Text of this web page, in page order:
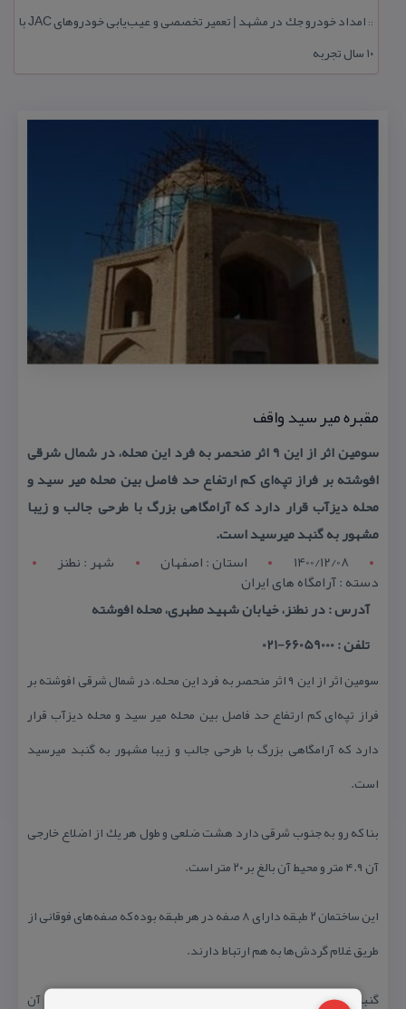
::
امداد خودرو جك در مشهد | تعمیر تخصصی و عیب‌یابی خودروهای JAC با
۱۰ سال تجربه
مقبره میر سید واقف
سومین اثر از این ۹ اثر منحصر به فرد این محله، در شمال شرقی
افوشته بر فراز تپه‌ای كم ارتفاع حد فاصل بین محله میر سید و
محله دیزآب قرار دارد كه آرامگاهی بزرگ با طرحی جالب و زیبا
مشهور به گنبد میرسید است.
1400/12/08
استان : اصفهان شهر : نطنز
دسته : آرامگاه های ایران
آدرس : در نطنز، خیابان شهید مطهری، محله افوشته
تلفن : 66059000-021
سومین اثر از این ۹ اثر منحصر به فرد این محله، در شمال شرقی افوشته بر
فراز تپه‌ای كم ارتفاع حد فاصل بین محله میر سید و محله دیزآب قرار
دارد كه آرامگاهی بزرگ با طرحی جالب و زیبا مشهور به گنبد میرسید
است.
بنا كه رو به جنوب شرقی دارد هشت ضلعی و طول هر یك از اضلاع خارجی
آن ۴.۹ متر و محیط آن بالغ بر ۲۰ متر است.
این ساختمان ۲ طبقه دارای ۸ صفه در هر طبقه بوده كه صفه‌های فوقانی از
طریق غلام گردش‌ها به هم ارتباط دارند.
گنبد فیروزه فام كه دارای پوشش كاشی با اشكال هندسی است، ساقه آن